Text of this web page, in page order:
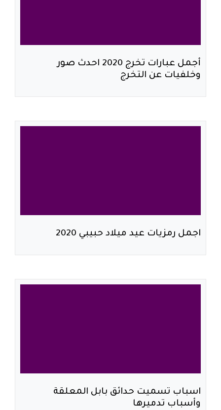
أجمل عبارات تخرج 2020 احدث صور
وخلفيات عن التخرج
اجمل رمزيات عيد ميلاد حبيبي 2020
اسباب تسميت حدائق بابل المعلقة
وأسباب تدميرها